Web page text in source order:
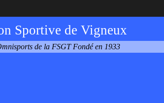
Sportive de Vigneux
de la FSGT Fondé en 1933